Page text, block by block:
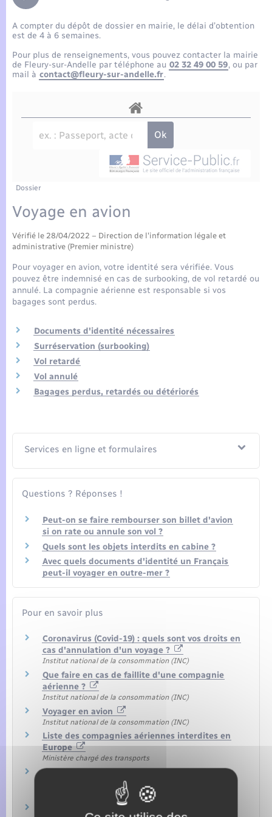
Compétences
Plan interactif
Publications
La Communauté de communes
Etat-civil - Papiers - Citoyenneté
Mariage – PACS
Parrainage civil
Logement - Urbanisme
Nouvel habitant
Organisation d’événement
Sécurité - Prévention
Seniors
Transports
Transports scolaires
Voirie et espace public
Travaux - Autorisation d’occupation de l’espace
public
A compter du dépôt de dossier en mairie, le délai d’obtention
est de 4 à 6 semaines.
Pour plus de renseignements, vous pouvez contacter la mairie
de Fleury-sur-Andelle par téléphone au 02 32 49 00 59, ou par
mail à contact@fleury-sur-andelle.fr.
Dossier
Voyage en avion
Vérifié le 28/04/2022 – Direction de l'information légale et
administrative (Premier ministre)
Pour voyager en avion, votre identité sera vérifiée. Vous
pouvez être indemnisé en cas de surbooking, de vol retardé ou
annulé. La compagnie aérienne est responsable si vos
bagages sont perdus.
Documents d'identité nécessaires
Surréservation (surbooking)
Vol retardé
Vol annulé
Bagages perdus, retardés ou détériorés
Services en ligne et formulaires
Questions ? Réponses !
Peut-on se faire rembourser son billet d'avion
si on rate ou annule son vol ?
Quels sont les objets interdits en cabine ?
Avec quels documents d'identité un Français
peut-il voyager en outre-mer ?
Pour en savoir plus
Coronavirus (Covid-19) : quels sont vos droits en
cas d'annulation d'un voyage ?
Institut national de la consommation (INC)
Que faire en cas de faillite d'une compagnie
aérienne ?
Institut national de la consommation (INC)
Voyager en avion
Institut national de la consommation (INC)
Liste des compagnies aériennes interdites en
Europe
Ministère chargé des transports
Tout savoir sur les animaux de compagnie :
conseils et réglementation
Ministère chargé de l'agriculture
Droits des passagers aériens ou ferroviaires à